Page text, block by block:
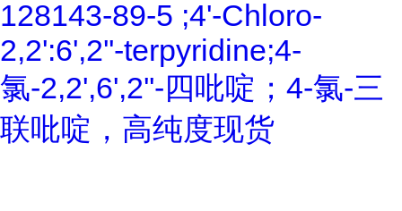
128143-89-5 ;4'-Chloro-
2,2':6',2''-terpyridine;4-
氯-2,2',6',2''-四吡啶；4-氯-三
联吡啶，高纯度现货